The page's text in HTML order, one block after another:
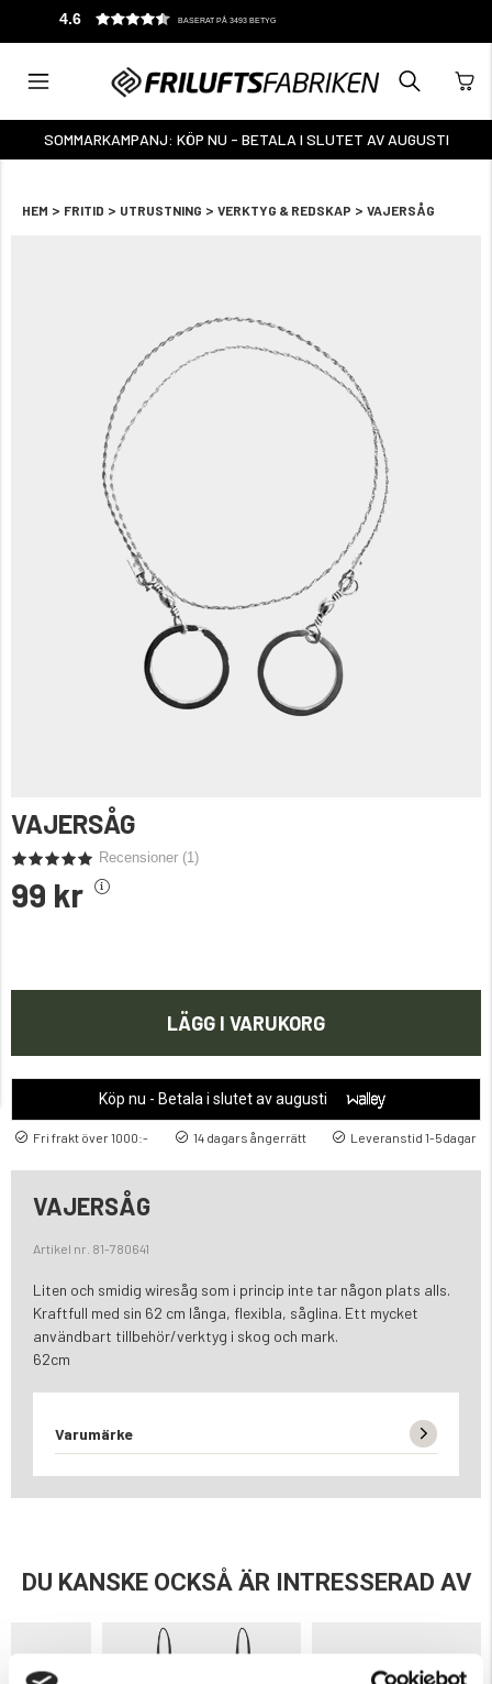
4.6 BASERAT PÅ 3493 BETYG
SOMMARKAMPANJ: KÖP NU - BETALA I SLUTET AV AUGUSTI
HEM > FRITID > UTRUSTNING > VERKTYG & REDSKAP > VAJERSÅG
VAJERSÅG
Recensioner (1)
99 kr
LÄGG I VARUKORG
Köp nu - Betala i slutet av augusti
Fri frakt över 1000:- 14 dagars ångerrätt Leveranstid 1-5dagar
VAJERSÅG
Artikel nr. 81-780641
Liten och smidig wiresåg som i princip inte tar någon plats alls.
Kraftfull med sin 62 cm långa, flexibla, såglina. Ett mycket
användbart tillbehör/verktyg i skog och mark.
62cm
Varumärke
DU KANSKE OCKSÅ ÄR INTRESSERAD AV